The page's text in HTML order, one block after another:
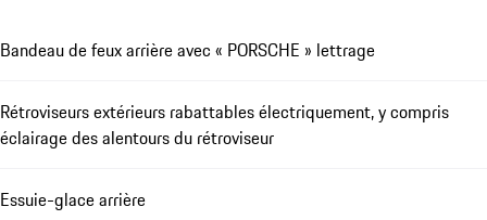
Bandeau de feux arrière avec « PORSCHE » lettrage
Rétroviseurs extérieurs rabattables électriquement, y compris
éclairage des alentours du rétroviseur
Essuie-glace arrière